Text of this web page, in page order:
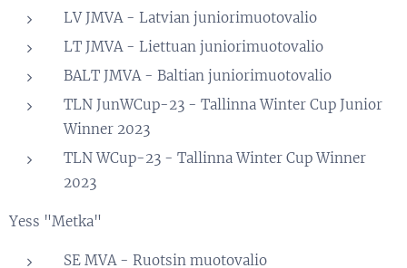
LV JMVA - Latvian juniorimuotovalio
LT JMVA - Liettuan juniorimuotovalio
BALT JMVA - Baltian juniorimuotovalio
TLN JunWCup-23 - Tallinna Winter Cup Junior
Winner 2023
TLN WCup-23 - Tallinna Winter Cup Winner
2023
Yess "Metka"
SE MVA - Ruotsin muotovalio